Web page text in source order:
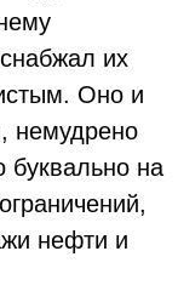
их
Оно и
немудрено
буквально на
нефти и